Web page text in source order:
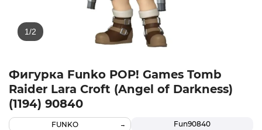
Фигурка Funko POP! Games Tomb
Raider Lara Croft (Angel of Darkness)
(1194) 90840
Fun90840
FUNKO